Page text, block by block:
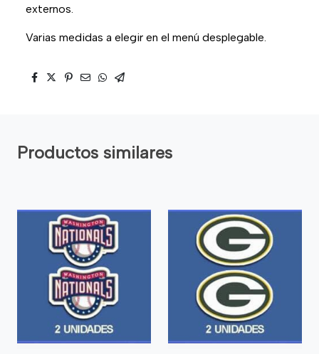
externos.
Varias medidas a elegir en el menú desplegable.
Productos similares